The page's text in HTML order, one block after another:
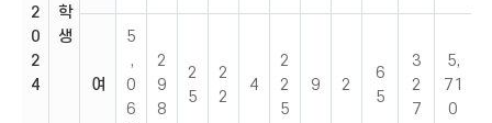
2
0
2
4
학
생
여
5
,
0
6
2
9
8
2
5
2
2
4
2
2
5
9 2
6
5
3
2
7
5,
71
0